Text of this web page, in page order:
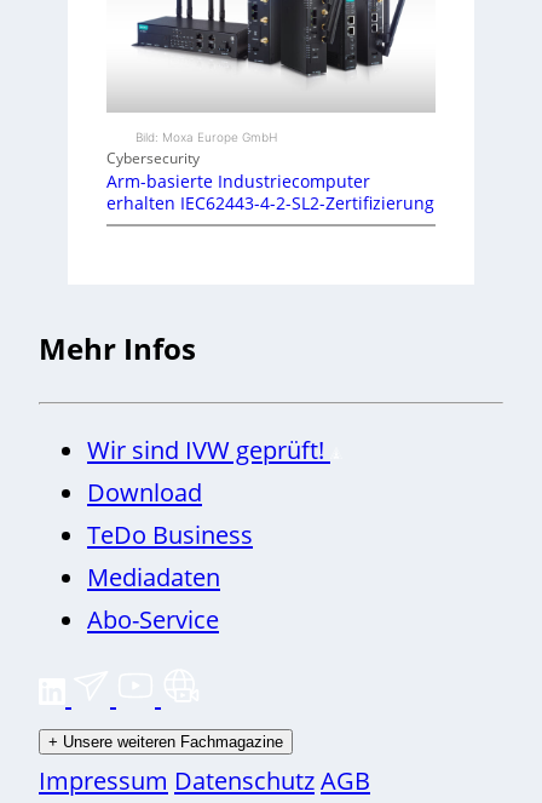
Bild: Moxa Europe GmbH
Cybersecurity
Arm-basierte Industriecomputer
erhalten IEC62443-4-2-SL2-Zertifizierung
Mehr Infos
Wir sind IVW geprüft!
Download
TeDo Business
Mediadaten
Abo-Service
+ Unsere weiteren Fachmagazine
Impressum DatenschutzAGB